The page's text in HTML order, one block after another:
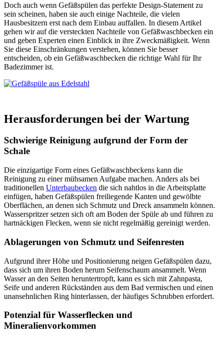
Doch auch wenn Gefäßspülen das perfekte Design-Statement zu
sein scheinen, haben sie auch einige Nachteile, die vielen
Hausbesitzern erst nach dem Einbau auffallen. In diesem Artikel
gehen wir auf die versteckten Nachteile von Gefäßwaschbecken ein
und geben Experten einen Einblick in ihre Zweckmäßigkeit. Wenn
Sie diese Einschränkungen verstehen, können Sie besser
entscheiden, ob ein Gefäßwaschbecken die richtige Wahl für Ihr
Badezimmer ist.
Herausforderungen bei der Wartung
Schwierige Reinigung aufgrund der Form der
Schale
Die einzigartige Form eines Gefäßwaschbeckens kann die
Reinigung zu einer mühsamen Aufgabe machen. Anders als bei
traditionellen Unterbaubecken die sich nahtlos in die Arbeitsplatte
einfügen, haben Gefäßspülen freiliegende Kanten und gewölbte
Oberflächen, an denen sich Schmutz und Dreck ansammeln können.
Wasserspritzer setzen sich oft am Boden der Spüle ab und führen zu
hartnäckigen Flecken, wenn sie nicht regelmäßig gereinigt werden.
Ablagerungen von Schmutz und Seifenresten
Aufgrund ihrer Höhe und Positionierung neigen Gefäßspülen dazu,
dass sich um ihren Boden herum Seifenschaum ansammelt. Wenn
Wasser an den Seiten heruntertropft, kann es sich mit Zahnpasta,
Seife und anderen Rückständen aus dem Bad vermischen und einen
unansehnlichen Ring hinterlassen, der häufiges Schrubben erfordert.
Potenzial für Wasserflecken und
Mineralienvorkommen